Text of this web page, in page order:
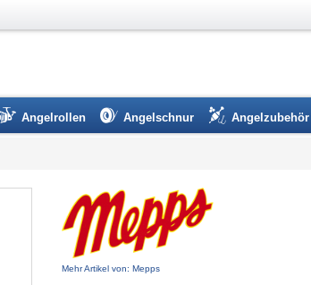
Angelrollen Angelschnur Angelzubehör
Mehr Artikel von: Mepps